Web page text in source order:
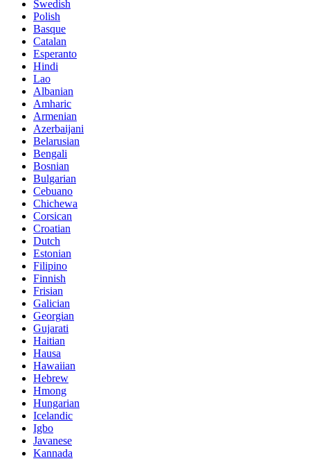
Swedish
Polish
Basque
Catalan
Esperanto
Hindi
Lao
Albanian
Amharic
Armenian
Azerbaijani
Belarusian
Bengali
Bosnian
Bulgarian
Cebuano
Chichewa
Corsican
Croatian
Dutch
Estonian
Filipino
Finnish
Frisian
Galician
Georgian
Gujarati
Haitian
Hausa
Hawaiian
Hebrew
Hmong
Hungarian
Icelandic
Igbo
Javanese
Kannada